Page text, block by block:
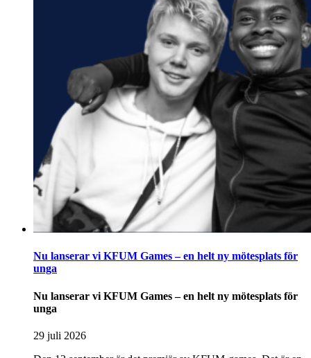
Nu lanserar vi KFUM Games – en helt ny mötesplats för
unga
Nu lanserar vi KFUM Games – en helt ny mötesplats för
unga
29 juli 2026